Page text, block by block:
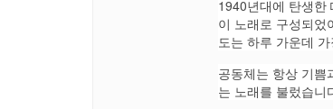
1940년대에 탄생한
이 노래로 구성되었
도는 하루 가운데
공동체는 항상 기쁨
는 노래를 불렀습니